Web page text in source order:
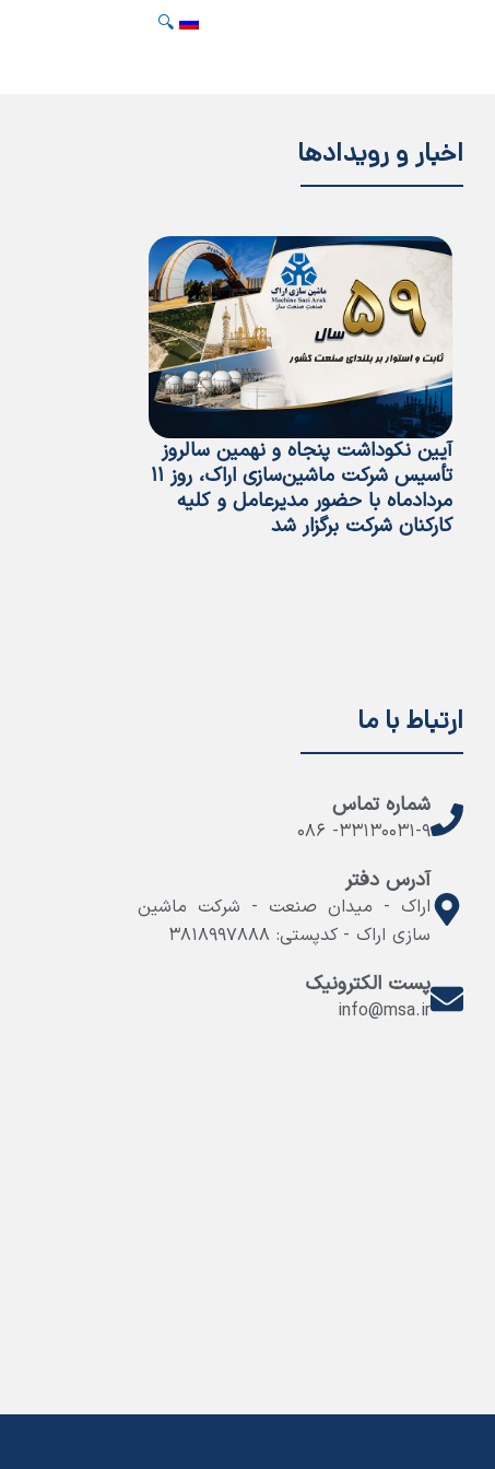
🔍
اخبار و رویدادها
آیین نکوداشت پنجاه و نهمین سالروز
تأسیس شرکت ماشین‌سازی اراک، روز ۱۱
مردادماه با حضور مدیرعامل و کلیه
کارکنان شرکت برگزار شد
ارتباط با ما
شماره تماس
۳۳۱۳۰۰۳۱-۹- ۰۸۶
آدرس دفتر
اراک - میدان صنعت - شرکت ماشین
سازی اراک - کدپستی: ۳۸۱۸۹۹۷۸۸۸
پست الکترونیک
info@msa.ir